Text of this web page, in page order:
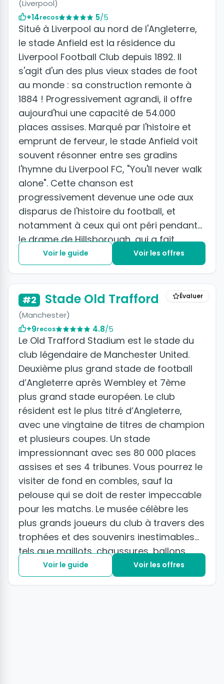
(Liverpool)
+14recos 5/5
Situé à Liverpool au nord de l'Angleterre,
le stade Anfield est la résidence du
Liverpool Football Club depuis 1892. Il
s'agit d'un des plus vieux stades de foot
au monde : sa construction remonte à
1884 ! Progressivement agrandi, il offre
aujourd'hui une capacité de 54.000
places assises. Marqué par l'histoire et
emprunt de ferveur, le stade Anfield voit
souvent résonner entre ses gradins
l'hymne du Liverpool FC, "You'll never walk
alone". Cette chanson est
progressivement devenue une ode aux
disparus de l'histoire du football, et
notamment à ceux qui ont péri pendant
le drame de Hillsborough, qui a fait
perdre la vie à 96 supporters du club en
1989.
Voir le guide Voir les offres
Évaluer
#2 Stade Old Trafford
(Manchester)
+9recos 4.8/5
Le Old Trafford Stadium est le stade du
club légendaire de Manchester United.
Deuxième plus grand stade de football
d’Angleterre après Wembley et 7ème
plus grand stade européen. Le club
résident est le plus titré d’Angleterre,
avec une vingtaine de titres de champion
et plusieurs coupes. Un stade
impressionnant avec ses 80 000 places
assises et ses 4 tribunes. Vous pourrez le
visiter de fond en combles, sauf la
pelouse qui se doit de rester impeccable
pour les matchs. Le musée célèbre les
plus grands joueurs du club à travers des
trophées et des souvenirs inestimables
tels que maillots, chaussures, ballons.
Voir le guide Voir les offres